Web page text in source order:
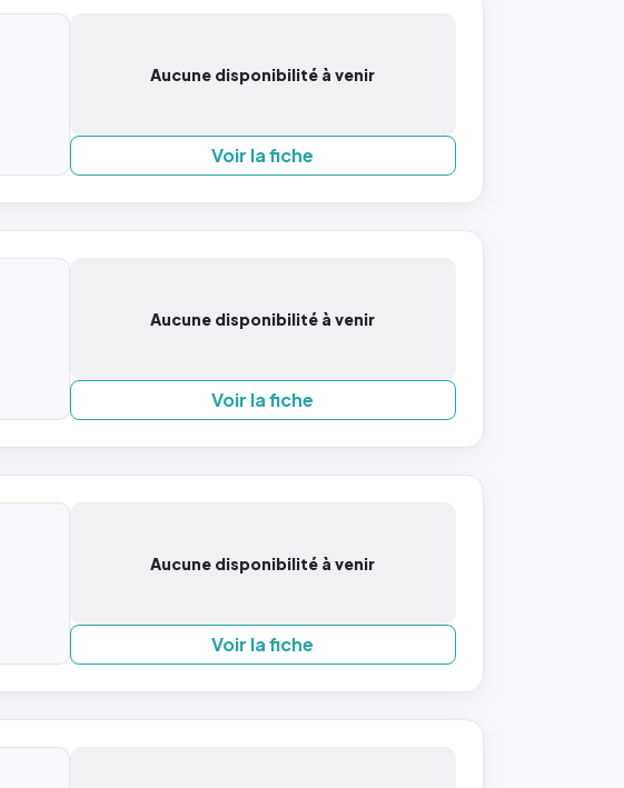
Aucune disponibilité à venir
Voir la fiche
Aucune disponibilité à venir
Voir la fiche
Aucune disponibilité à venir
Voir la fiche